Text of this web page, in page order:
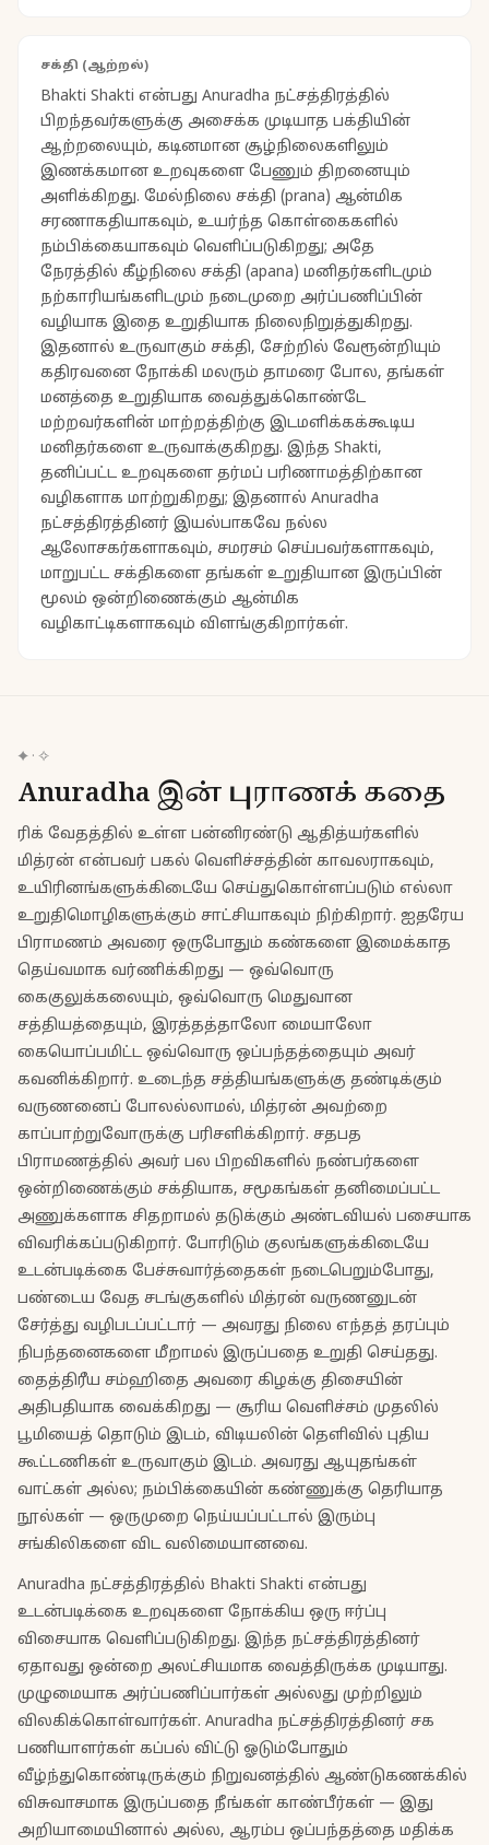
சக்தி (ஆற்றல்)
Bhakti Shakti என்பது Anuradha நட்சத்திரத்தில்
பிறந்தவர்களுக்கு அசைக்க முடியாத பக்தியின்
ஆற்றலையும், கடினமான சூழ்நிலைகளிலும்
இணக்கமான உறவுகளை பேணும் திறனையும்
அளிக்கிறது. மேல்நிலை சக்தி (prana) ஆன்மிக
சரணாகதியாகவும், உயர்ந்த கொள்கைகளில்
நம்பிக்கையாகவும் வெளிப்படுகிறது; அதே
நேரத்தில் கீழ்நிலை சக்தி (apana) மனிதர்களிடமும்
நற்காரியங்களிடமும் நடைமுறை அர்ப்பணிப்பின்
வழியாக இதை உறுதியாக நிலைநிறுத்துகிறது.
இதனால் உருவாகும் சக்தி, சேற்றில் வேரூன்றியும்
கதிரவனை நோக்கி மலரும் தாமரை போல, தங்கள்
மனத்தை உறுதியாக வைத்துக்கொண்டே
மற்றவர்களின் மாற்றத்திற்கு இடமளிக்கக்கூடிய
மனிதர்களை உருவாக்குகிறது. இந்த Shakti,
தனிப்பட்ட உறவுகளை தர்மப் பரிணாமத்திற்கான
வழிகளாக மாற்றுகிறது; இதனால் Anuradha
நட்சத்திரத்தினர் இயல்பாகவே நல்ல
ஆலோசகர்களாகவும், சமரசம் செய்பவர்களாகவும்,
மாறுபட்ட சக்திகளை தங்கள் உறுதியான இருப்பின்
மூலம் ஒன்றிணைக்கும் ஆன்மிக
வழிகாட்டிகளாகவும் விளங்குகிறார்கள்.
✦ · ✧
Anuradha இன் புராணக் கதை
ரிக் வேதத்தில் உள்ள பன்னிரண்டு ஆதித்யர்களில்
மித்ரன் என்பவர் பகல் வெளிச்சத்தின் காவலராகவும்,
உயிரினங்களுக்கிடையே செய்துகொள்ளப்படும் எல்லா
உறுதிமொழிகளுக்கும் சாட்சியாகவும் நிற்கிறார். ஐதரேய
பிராமணம் அவரை ஒருபோதும் கண்களை இமைக்காத
தெய்வமாக வர்ணிக்கிறது — ஒவ்வொரு
கைகுலுக்கலையும், ஒவ்வொரு மெதுவான
சத்தியத்தையும், இரத்தத்தாலோ மையாலோ
கையொப்பமிட்ட ஒவ்வொரு ஒப்பந்தத்தையும் அவர்
கவனிக்கிறார். உடைந்த சத்தியங்களுக்கு தண்டிக்கும்
வருணனைப் போலல்லாமல், மித்ரன் அவற்றை
காப்பாற்றுவோருக்கு பரிசளிக்கிறார். சதபத
பிராமணத்தில் அவர் பல பிறவிகளில் நண்பர்களை
ஒன்றிணைக்கும் சக்தியாக, சமூகங்கள் தனிமைப்பட்ட
அணுக்களாக சிதறாமல் தடுக்கும் அண்டவியல் பசையாக
விவரிக்கப்படுகிறார். போரிடும் குலங்களுக்கிடையே
உடன்படிக்கை பேச்சுவார்த்தைகள் நடைபெறும்போது,
பண்டைய வேத சடங்குகளில் மித்ரன் வருணனுடன்
சேர்த்து வழிபடப்பட்டார் — அவரது நிலை எந்தத் தரப்பும்
நிபந்தனைகளை மீறாமல் இருப்பதை உறுதி செய்தது.
தைத்திரீய சம்ஹிதை அவரை கிழக்கு திசையின்
அதிபதியாக வைக்கிறது — சூரிய வெளிச்சம் முதலில்
பூமியைத் தொடும் இடம், விடியலின் தெளிவில் புதிய
கூட்டணிகள் உருவாகும் இடம். அவரது ஆயுதங்கள்
வாட்கள் அல்ல; நம்பிக்கையின் கண்ணுக்கு தெரியாத
நூல்கள் — ஒருமுறை நெய்யப்பட்டால் இரும்பு
சங்கிலிகளை விட வலிமையானவை.
Anuradha நட்சத்திரத்தில் Bhakti Shakti என்பது
உடன்படிக்கை உறவுகளை நோக்கிய ஒரு ஈர்ப்பு
விசையாக வெளிப்படுகிறது. இந்த நட்சத்திரத்தினர்
ஏதாவது ஒன்றை அலட்சியமாக வைத்திருக்க முடியாது.
முழுமையாக அர்ப்பணிப்பார்கள் அல்லது முற்றிலும்
விலகிக்கொள்வார்கள். Anuradha நட்சத்திரத்தினர் சக
பணியாளர்கள் கப்பல் விட்டு ஓடும்போதும்
வீழ்ந்துகொண்டிருக்கும் நிறுவனத்தில் ஆண்டுகணக்கில்
விசுவாசமாக இருப்பதை நீங்கள் காண்பீர்கள் — இது
அறியாமையினால் அல்ல, ஆரம்ப ஒப்பந்தத்தை மதிக்க